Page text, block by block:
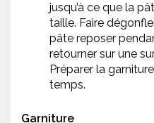
jusqu’à ce que la
taille. Faire
pâte reposer
retourner sur une
Préparer la
temps.
Garniture